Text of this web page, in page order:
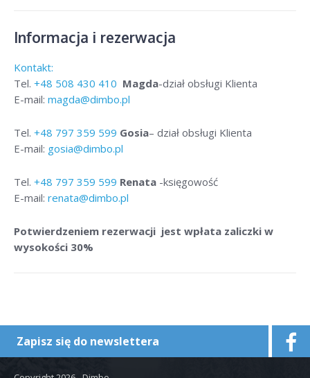
Informacja i rezerwacja
Kontakt:
Tel. +48 508 430 410 Magda-dział obsługi Klienta
E-mail: magda@dimbo.pl
Tel. +48 797 359 599 Gosia– dział obsługi Klienta
E-mail: gosia@dimbo.pl
Tel. +48 797 359 599 Renata -księgowość
E-mail: renata@dimbo.pl
Potwierdzeniem rezerwacji jest wpłata zaliczki w
wysokości 30%
Zapisz się do newslettera